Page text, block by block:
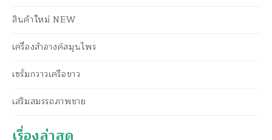
สินค้าใหม่ NEW
เครื่องสำอางค์สมุนไพร
เซรั่มกวาวเครือขาว
เสริมสมรรถภาพชาย